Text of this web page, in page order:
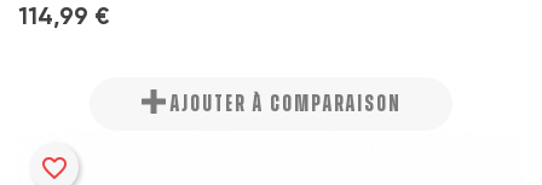
114,99 €
AJOUTER À COMPARAISON
favorite_border